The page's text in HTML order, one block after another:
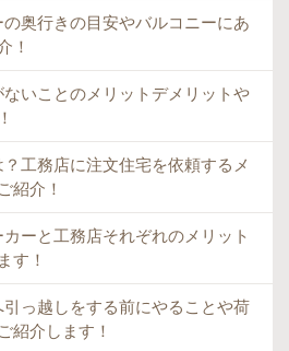
奥行きの目安やバルコニーにあ
！
いことのメリットデメリットや
工務店に注文住宅を依頼するメ
紹介！
ーと工務店それぞれのメリット
す！
引っ越しをする前にやることや荷
紹介します！